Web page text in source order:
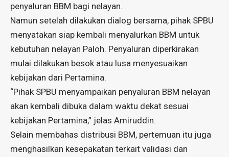
penyaluran BBM bagi nelayan.
Namun setelah dilakukan dialog bersama, pihak SPBU
menyatakan siap kembali menyalurkan BBM untuk
kebutuhan nelayan Paloh. Penyaluran diperkirakan
mulai dilakukan besok atau lusa menyesuaikan
kebijakan dari Pertamina.
“Pihak SPBU menyampaikan penyaluran BBM nelayan
akan kembali dibuka dalam waktu dekat sesuai
kebijakan Pertamina,” jelas Amiruddin.
Selain membahas distribusi BBM, pertemuan itu juga
menghasilkan kesepakatan terkait validasi dan